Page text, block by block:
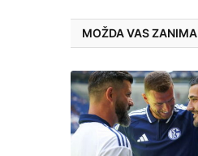
MOŽDA VAS ZANIMA